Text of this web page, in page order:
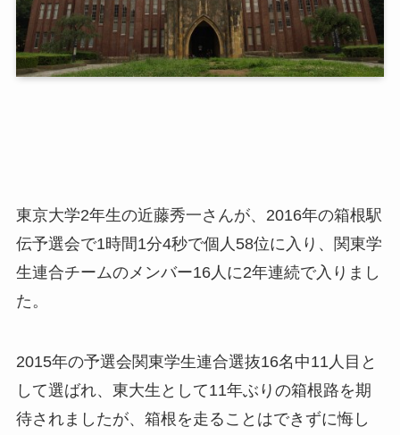
東京大学2年生の近藤秀一さんが、2016年の箱根駅
伝予選会で1時間1分4秒で個人58位に入り、関東学
生連合チームのメンバー16人に2年連続で入りまし
た。
2015年の予選会関東学生連合選抜16名中11人目と
して選ばれ、東大生として11年ぶりの箱根路を期
待されましたが、箱根を走ることはできずに悔し